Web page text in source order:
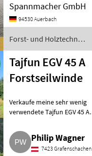
Schutzgitter Tajfun EGV45A
Forstseilwinde Die vielseitig
verwendbare Winde. Für
den Einsatz von Sc
Spannmacher GmbH
94530 Auerbach
Forst- und Holztechnik
/ Tajfun
Tajfun EGV 45 A
Forstseilwinde
Verkaufe meine sehr wenig
verwendete Tajfun EGV 45 A
Seileinlaufrolle, Bj. 2010,
Motorsägenhalterung,
Sappiehalterung, seitliche
Philip Wagner
7423 Grafenschachen